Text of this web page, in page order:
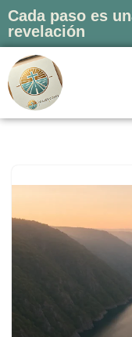
al
contenido
Cada paso es
revelación